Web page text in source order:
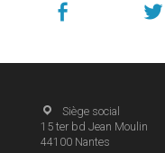
Siège social
15 ter bd Jean Moulin
44100 Nantes